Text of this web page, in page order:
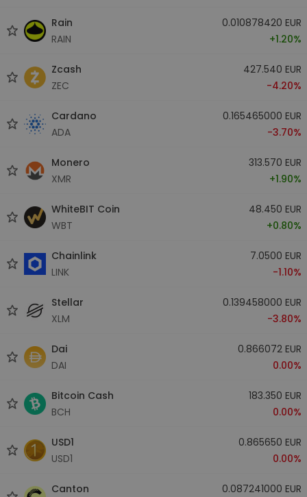
Rain
RAIN
0.010878420 EUR
+1.20%
Zcash
ZEC
427.540 EUR
-4.20%
Cardano
ADA
0.165465000 EUR
-3.70%
Monero
XMR
313.570 EUR
+1.90%
WhiteBIT Coin
WBT
48.450 EUR
+0.80%
Chainlink
LINK
7.0500 EUR
-1.10%
Stellar
XLM
0.139458000 EUR
-3.80%
Dai
DAI
0.866072 EUR
0.00%
Bitcoin Cash
BCH
183.350 EUR
0.00%
USD1
USD1
0.865650 EUR
0.00%
Canton
0.087241000 EUR